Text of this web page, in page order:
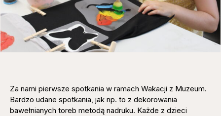
Za nami pierwsze spotkania w ramach Wakacji z Muzeum.
Bardzo udane spotkania, jak np. to z dekorowania
bawełnianych toreb metodą nadruku. Każde z dzieci